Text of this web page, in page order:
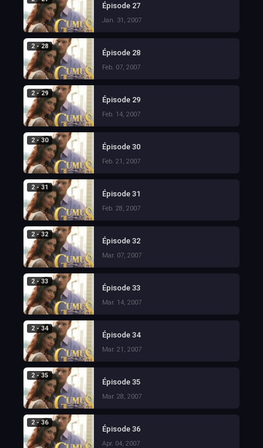
Épisode 27
Jan. 31, 2007
2 - 28
Épisode 28
Feb. 07, 2007
2 - 29
Épisode 29
Feb. 14, 2007
2 - 30
Épisode 30
Feb. 21, 2007
2 - 31
Épisode 31
Feb. 28, 2007
2 - 32
Épisode 32
Mar. 07, 2007
2 - 33
Épisode 33
Mar. 14, 2007
2 - 34
Épisode 34
Mar. 21, 2007
2 - 35
Épisode 35
Mar. 28, 2007
2 - 36
Épisode 36
Apr. 04, 2007